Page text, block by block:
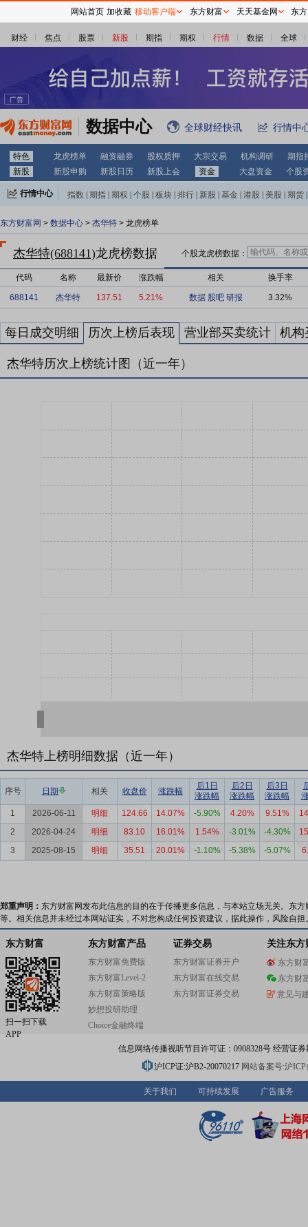
财经 焦点 股票 新股 期指 期权 行情 数据 全球
数据中心 全球财经快讯 行情中
特色 龙虎榜单 融资融券 股权质押 大宗交易 机构调研
期指
新股
新股申购 新股日历 新股上会 资金 大盘资金 个股
行情中心 指数 期指 期权 个股 板块 排行 新股 基金 港股 美股 期货
东方财富网 > 数据中心 > 杰华特 > 龙虎榜单
杰华特(688141)龙虎榜数据 个股龙虎榜数据：
代码 名称 最新价 涨跌幅 相关 换手率
688141 杰华特 137.51 5.21% 数据 股吧 研报 3.32%
每日成交明细 历次上榜后表现 营业部买卖统计 机构
杰华特历次上榜统计图（近一年）
杰华特上榜明细数据（近一年）
序号 日期 相关 收盘价 涨跌幅
后1日
涨跌幅
后2日
涨跌幅
后3日
涨跌幅
1
2026-06-11 明细 124.66 14.07% -5.90% 4.20% 9.51%
2
2026-04-24 明细 83.10 16.01% 1.54% -3.01% -4.30%
3
2025-08-15 明细 35.51 20.01% -1.10% -5.38% -5.07%
郑重声明： 东方财富网发布此信息的目的在于传播更多信息，与本站立场无关。东
等。相关信息并未经过本网站证实，不对您构成任何投资建议，据此操作，风险自担
网站首页 加收藏 移动客户端 东方财富 天天基金网 东